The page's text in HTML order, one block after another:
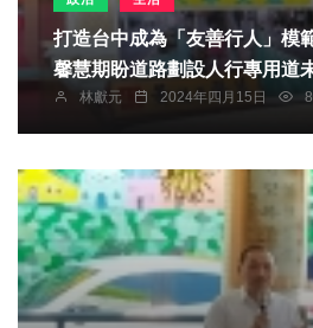
打造台中成為「友善行人」模範城市 台中
馨慧期盼道路劃設人行專用道
林獻元 2024年四月15日